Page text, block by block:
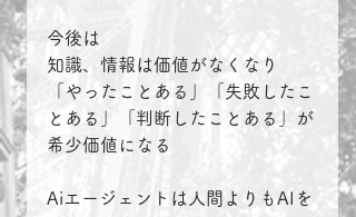
今後は
知識、情報は価値がなくなり
「やったことある」「失敗したこ
とある」「判断したことある」が
希少価値になる
Aiエージェントは人間よりもAIを